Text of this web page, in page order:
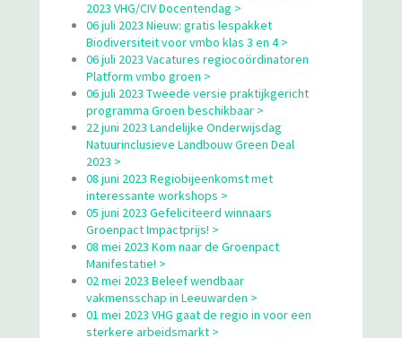
2023 VHG/CIV Docentendag >
06 juli 2023 Nieuw: gratis lespakket
Biodiversiteit voor vmbo klas 3 en 4 >
06 juli 2023 Vacatures regiocoördinatoren
Platform vmbo groen >
06 juli 2023 Tweede versie praktijkgericht
programma Groen beschikbaar >
22 juni 2023 Landelijke Onderwijsdag
Natuurinclusieve Landbouw Green Deal
2023 >
08 juni 2023 Regiobijeenkomst met
interessante workshops >
05 juni 2023 Gefeliciteerd winnaars
Groenpact Impactprijs! >
08 mei 2023 Kom naar de Groenpact
Manifestatie! >
02 mei 2023 Beleef wendbaar
vakmensschap in Leeuwarden >
01 mei 2023 VHG gaat de regio in voor een
sterkere arbeidsmarkt >